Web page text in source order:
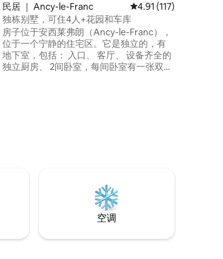
分（满分 5 分），共 30 条评价
民居 ｜ Ancy-le-Franc 平均评分 4.91 分（满
4.91 (117)
独栋别墅，可住4人+花园和车库
房子位于安西莱弗朗（Ancy-le-Franc），
位于一个宁静的住宅区。它是独立的，有
地下室，包括： 入口、 客厅、 设备齐全的
独立厨房、 2间卧室，每间卧室有一张双人
空调